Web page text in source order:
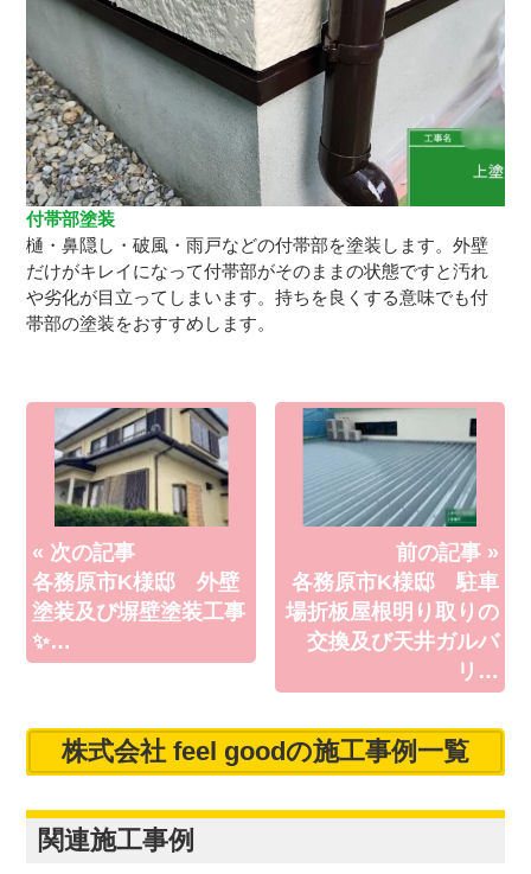
付帯部塗装
樋・鼻隠し・破風・雨戸などの付帯部を塗装します。外壁
だけがキレイになって付帯部がそのままの状態ですと汚れ
や劣化が目立ってしまいます。持ちを良くする意味でも付
帯部の塗装をおすすめします。
« 次の記事
各務原市K様邸 外壁
塗装及び塀壁塗装工事
✨…
前の記事 »
各務原市K様邸 駐車
場折板屋根明り取りの
交換及び天井ガルバ
リ…
株式会社 feel goodの施工事例一覧
関連施工事例